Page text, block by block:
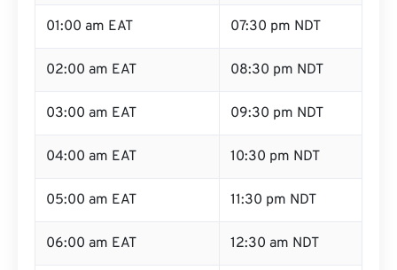
01:00 am EAT 07:30 pm NDT
02:00 am EAT 08:30 pm NDT
03:00 am EAT 09:30 pm NDT
04:00 am EAT 10:30 pm NDT
05:00 am EAT 11:30 pm NDT
06:00 am EAT 12:30 am NDT